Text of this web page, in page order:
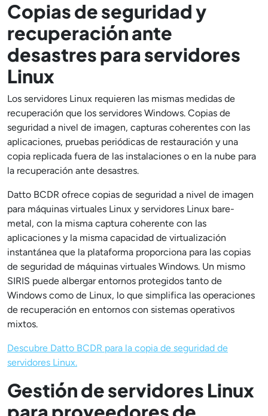
Copias de seguridad y
recuperación ante
desastres para servidores
Linux
Los servidores Linux requieren las mismas medidas de
recuperación que los servidores Windows. Copias de
seguridad a nivel de imagen, capturas coherentes con las
aplicaciones, pruebas periódicas de restauración y una
copia replicada fuera de las instalaciones o en la nube para
la recuperación ante desastres.
Datto BCDR ofrece copias de seguridad a nivel de imagen
para máquinas virtuales Linux y servidores Linux bare-
metal, con la misma captura coherente con las
aplicaciones y la misma capacidad de virtualización
instantánea que la plataforma proporciona para las copias
de seguridad de máquinas virtuales Windows. Un mismo
SIRIS puede albergar entornos protegidos tanto de
Windows como de Linux, lo que simplifica las operaciones
de recuperación en entornos con sistemas operativos
mixtos.
Descubre Datto BCDR para la copia de seguridad de
servidores Linux.
Gestión de servidores Linux